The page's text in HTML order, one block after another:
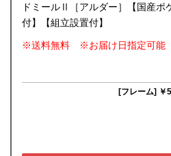
ドミールⅡ［アルダー］【国産ポ
付】【組立設置付】
※送料無料 ※お届け日指定可能
[フレーム] ￥